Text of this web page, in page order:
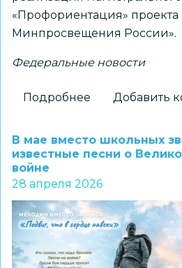
«Профориентация»
Минпросвещения России».
Федеральные новости
Подробнее
проекта
«Школа
России»
Добавить
В мае вместо школьных
известные песни о
войне
28 апреля 2026